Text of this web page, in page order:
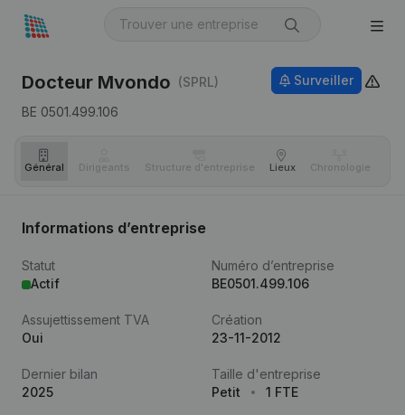
Docteur Mvondo (SPRL)
BE 0501.499.106
Surveiller
Général Dirigeants Structure d'entreprise Lieux Chronologie
Informations d’entreprise
Statut
Actif
Numéro d’entreprise
BE0501.499.106
Assujettissement TVA
Oui
Création
23-11-2012
Dernier bilan
2025
Taille d'entreprise
Petit
1 FTE